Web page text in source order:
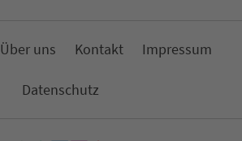
Über uns Kon­takt Impressum
Da­ten­schutz